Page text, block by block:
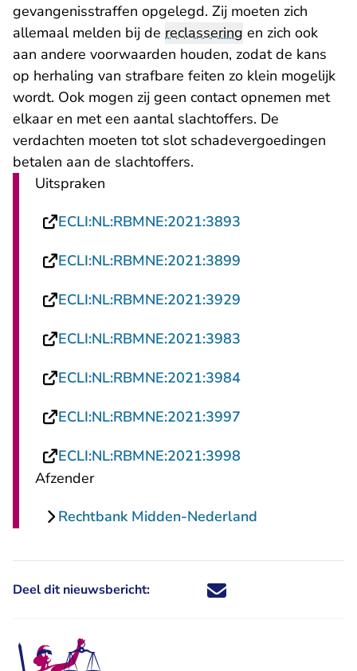
gevangenisstraffen opgelegd. Zij moeten zich
allemaal melden bij de reclassering en zich ook
aan andere voorwaarden houden, zodat de kans
op herhaling van strafbare feiten zo klein mogelijk
wordt. Ook mogen zij geen contact opnemen met
elkaar en met een aantal slachtoffers. De
verdachten moeten tot slot schadevergoedingen
betalen aan de slachtoffers.
Uitspraken
ECLI:NL:RBMNE:2021:3893
ECLI:NL:RBMNE:2021:3899
ECLI:NL:RBMNE:2021:3929
ECLI:NL:RBMNE:2021:3983
ECLI:NL:RBMNE:2021:3984- U verlaat
ECLI:NL:RBMNE:2021:3997
ECLI:NL:RBMNE:2021:3998
Afzender
Rechtbank Midden-Nederland
Deel dit nieuwsbericht: Deel dit nieuwsbericht via X -
Deel dit nieuwsbericht via
Deel dit nieuwsbericht
Deel dit